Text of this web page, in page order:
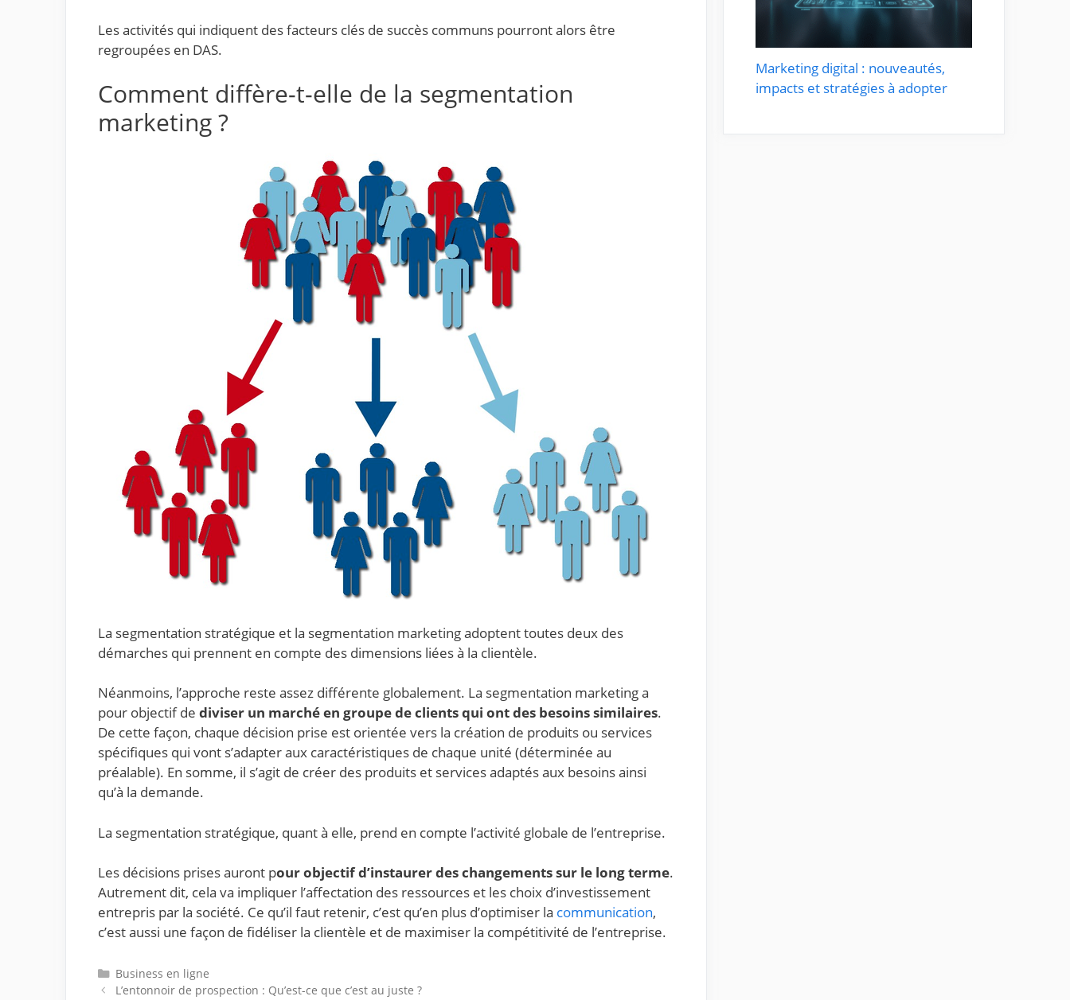
Les activités qui indiquent des facteurs clés de succès communs pourront alors être
regroupées en DAS.
Comment diffère-t-elle de la segmentation
marketing ?
La segmentation stratégique et la segmentation marketing adoptent toutes deux des
démarches qui prennent en compte des dimensions liées à la clientèle.
Néanmoins, l’approche reste assez différente globalement. La segmentation marketing a
pour objectif de diviser un marché en groupe de clients qui ont des besoins similaires.
De cette façon, chaque décision prise est orientée vers la création de produits ou services
spécifiques qui vont s’adapter aux caractéristiques de chaque unité (déterminée au
préalable). En somme, il s’agit de créer des produits et services adaptés aux besoins ainsi
qu’à la demande.
La segmentation stratégique, quant à elle, prend en compte l’activité globale de l’entreprise.
Les décisions prises auront pour objectif d’instaurer des changements sur le long terme.
Autrement dit, cela va impliquer l’affectation des ressources et les choix d’investissement
entrepris par la société. Ce qu’il faut retenir, c’est qu’en plus d’optimiser la communication,
c’est aussi une façon de fidéliser la clientèle et de maximiser la compétitivité de l’entreprise.
Catégories
Business en ligne
L’entonnoir de prospection : Qu’est-ce que c’est au juste ?
Marketing digital : nouveautés,
impacts et stratégies à adopter